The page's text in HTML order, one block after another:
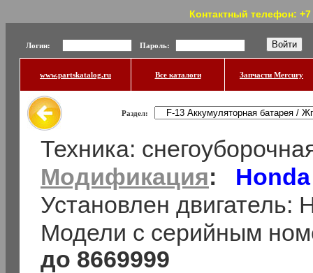
Контактный телефон:
Логин: Пароль:
www.partskatalog.ru Все каталоги Запчасти Mercury
Раздел:
Техника:
Модификация:
Установлен двигатель:
Модели с серийным
до 8669999